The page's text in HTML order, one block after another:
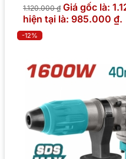
1.120.000₫ Giá gốc là:
hiện tại là: 985.000 ₫.
-12%